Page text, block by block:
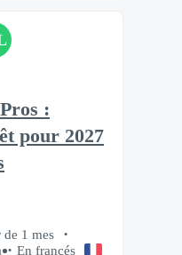
:
pour 2027
1 mes
En francés